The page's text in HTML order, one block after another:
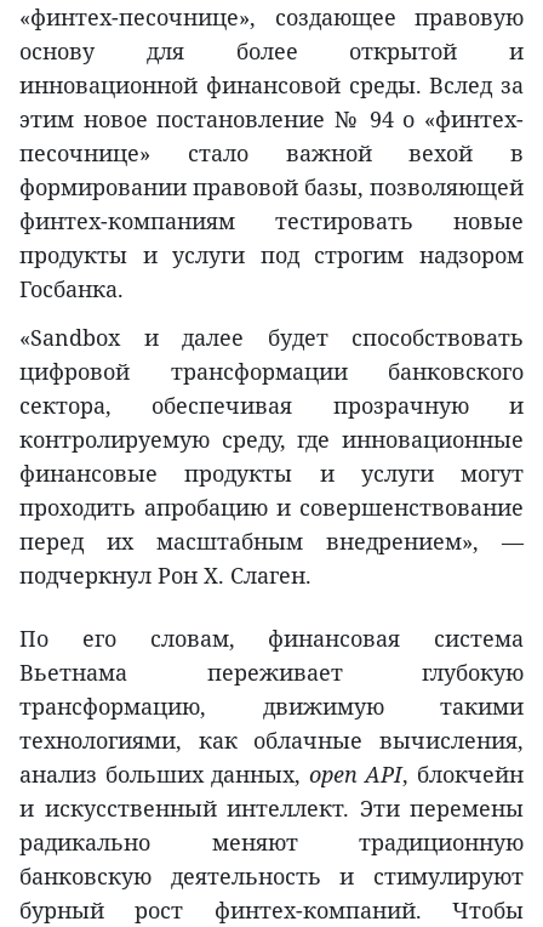
«финтех-песочнице», создающее правовую
основу для более открытой и
инновационной финансовой среды. Вслед за
этим новое постановление № 94 о «финтех-
песочнице» стало важной вехой в
формировании правовой базы, позволяющей
финтех-компаниям тестировать новые
продукты и услуги под строгим надзором
Госбанка.
«Sandbox и далее будет способствовать
цифровой трансформации банковского
сектора, обеспечивая прозрачную и
контролируемую среду, где инновационные
финансовые продукты и услуги могут
проходить апробацию и совершенствование
перед их масштабным внедрением», —
подчеркнул Рон Х. Слаген.
По его словам, финансовая система
Вьетнама переживает глубокую
трансформацию, движимую такими
технологиями, как облачные вычисления,
анализ больших данных, openAPI, блокчейн
и искусственный интеллект. Эти перемены
радикально меняют традиционную
банковскую деятельность и стимулируют
бурный рост финтех-компаний. Чтобы